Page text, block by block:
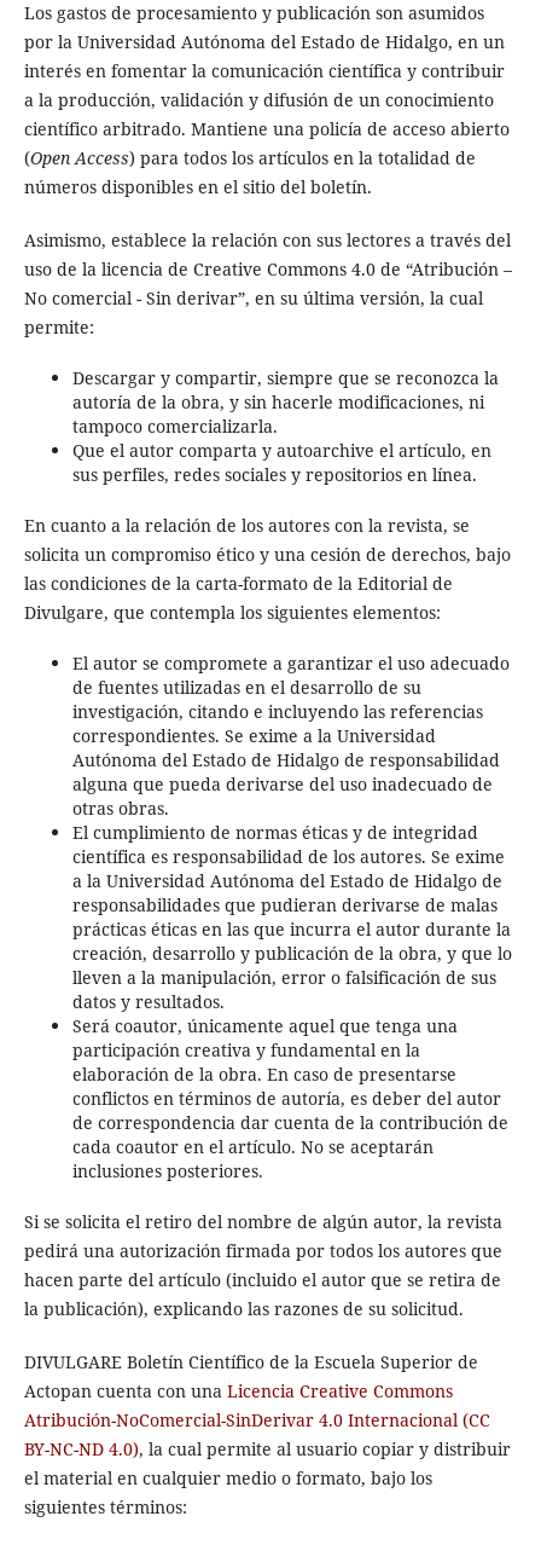
Los gastos de procesamiento y publicación son asumidos
por la Universidad Autónoma del Estado de Hidalgo, en un
interés en fomentar la comunicación científica y contribuir
a la producción, validación y difusión de un conocimiento
científico arbitrado. Mantiene una policía de acceso abierto
(Open Access) para todos los artículos en la totalidad de
números disponibles en el sitio del boletín.
Asimismo, establece la relación con sus lectores a través del
uso de la licencia de Creative Commons 4.0 de “Atribución –
No comercial - Sin derivar”, en su última versión, la cual
permite:
Descargar y compartir, siempre que se reconozca la
autoría de la obra, y sin hacerle modificaciones, ni
tampoco comercializarla.
Que el autor comparta y autoarchive el artículo, en
sus perfiles, redes sociales y repositorios en línea.
En cuanto a la relación de los autores con la revista, se
solicita un compromiso ético y una cesión de derechos, bajo
las condiciones de la carta-formato de la Editorial de
Divulgare, que contempla los siguientes elementos:
El autor se compromete a garantizar el uso adecuado
de fuentes utilizadas en el desarrollo de su
investigación, citando e incluyendo las referencias
correspondientes. Se exime a la Universidad
Autónoma del Estado de Hidalgo de responsabilidad
alguna que pueda derivarse del uso inadecuado de
otras obras.
El cumplimiento de normas éticas y de integridad
científica es responsabilidad de los autores. Se exime
a la Universidad Autónoma del Estado de Hidalgo de
responsabilidades que pudieran derivarse de malas
prácticas éticas en las que incurra el autor durante la
creación, desarrollo y publicación de la obra, y que lo
lleven a la manipulación, error o falsificación de sus
datos y resultados.
Será coautor, únicamente aquel que tenga una
participación creativa y fundamental en la
elaboración de la obra. En caso de presentarse
conflictos en términos de autoría, es deber del autor
de correspondencia dar cuenta de la contribución de
cada coautor en el artículo. No se aceptarán
inclusiones posteriores.
Si se solicita el retiro del nombre de algún autor, la revista
pedirá una autorización firmada por todos los autores que
hacen parte del artículo (incluido el autor que se retira de
la publicación), explicando las razones de su solicitud.
DIVULGARE Boletín Científico de la Escuela Superior de
Actopan cuenta con una Licencia Creative Commons
Atribución-NoComercial-SinDerivar 4.0 Internacional (CC
BY-NC-ND 4.0), la cual permite al usuario copiar y distribuir
el material en cualquier medio o formato, bajo los
siguientes términos: